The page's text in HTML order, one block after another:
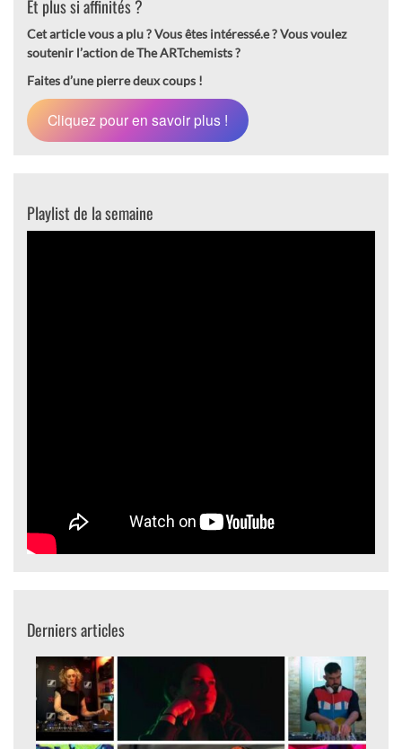
Et plus si affinités ?
Cet article vous a plu ? Vous êtes intéressé.e ?Vous voulez
soutenir l’action de The ARTchemists ?
Faites d’une pierre deux coups !
Cliquez pour en savoir plus !
Playlist de la semaine
Derniers articles